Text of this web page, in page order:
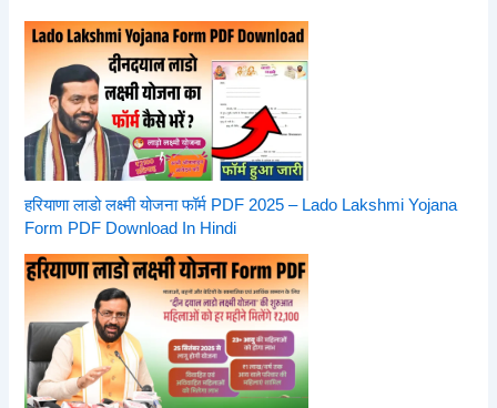
हरियाणा लाडो लक्ष्मी योजना फॉर्म PDF 2025 – Lado Lakshmi Yojana
Form PDF Download In Hindi